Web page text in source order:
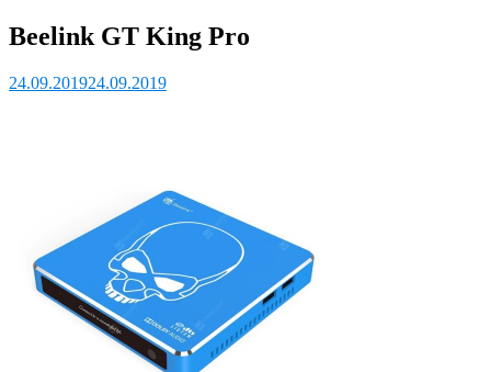
Beelink GT King Pro
24.09.201924.09.2019